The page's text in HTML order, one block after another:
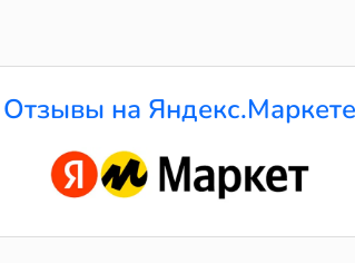
Отзывы на Яндекс.Маркете